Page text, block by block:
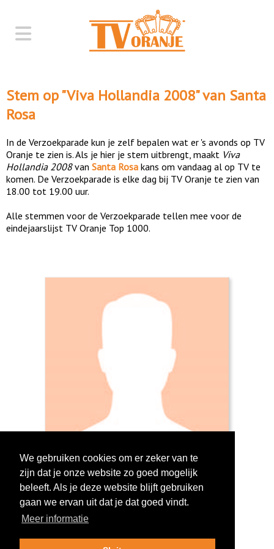
Stem op "Viva Hollandia 2008" van Santa
Rosa
In de Verzoekparade kun je zelf bepalen wat er 's avonds op TV
Oranje te zien is. Als je hier je stem uitbrengt, maakt Viva
Hollandia 2008van Santa Rosa kans om vandaag al op TV te
komen. De Verzoekparade is elke dag bij TV Oranje te zien van
18.00 tot 19.00 uur.
Alle stemmen voor de Verzoekparade tellen mee voor de
eindejaarslijst TV Oranje Top 1000.
Log in om te stemmen!
We gebruiken cookies om er zeker van te
zijn dat je onze website zo goed mogelijk
beleeft. Als je deze website blijft gebruiken
gaan we ervan uit dat je dat goed vindt.
Meer informatie